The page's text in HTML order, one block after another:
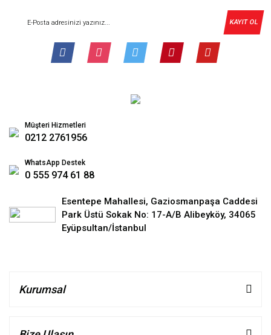
KAYIT OL
Müşteri Hizmetleri
0212 2761956
WhatsApp Destek
0 555 974 61 88
Esentepe Mahallesi, Gaziosmanpaşa Caddesi
Park Üstü Sokak No: 17-A/B Alibeyköy, 34065
Eyüpsultan/İstanbul
Kurumsal